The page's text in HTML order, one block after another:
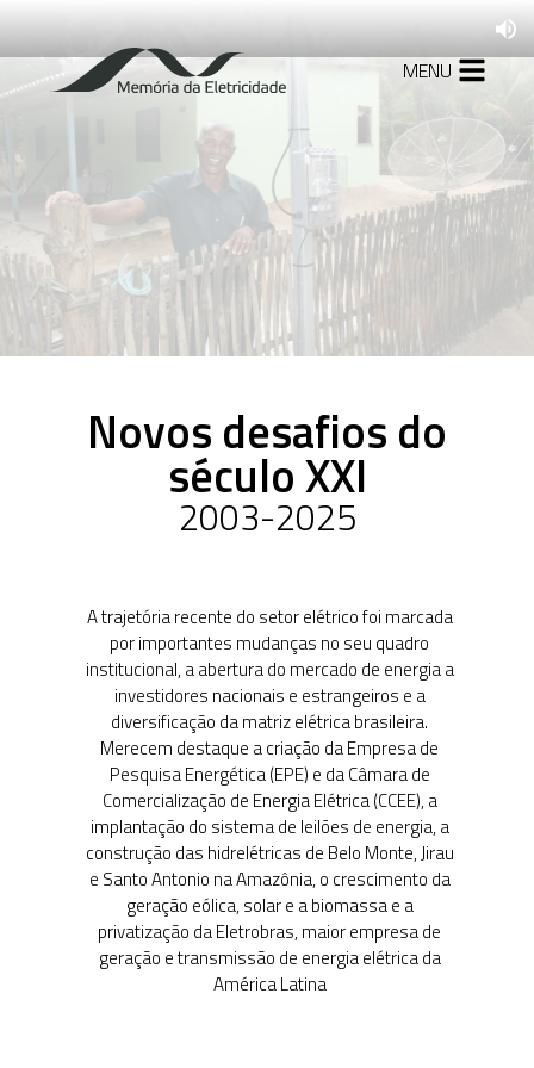
MENU
A formação da
indústria de energia
elétrica no Brasil
Mudanças no
Vargas
1950-1962
A entrada em cena
das empresas
estatais e a criação
da Eletrobras